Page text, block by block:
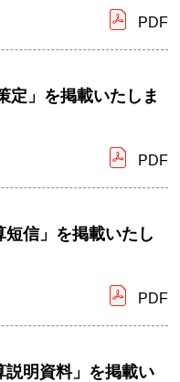
PDF
定」を掲載いたしま
PDF
短信」を掲載いたし
PDF
説明資料」を掲載い